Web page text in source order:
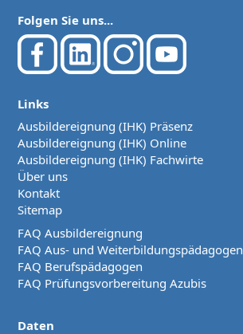
Folgen Sie uns...
Links
Ausbildereignung (IHK) Präsenz
Ausbildereignung (IHK) Online
Ausbildereignung (IHK) Fachwirte
Über uns
Kontakt
Sitemap
FAQ Ausbildereignung
FAQ Aus- und Weiterbildungspädagogen
FAQ Berufspädagogen
FAQ Prüfungsvorbereitung Azubis
Daten